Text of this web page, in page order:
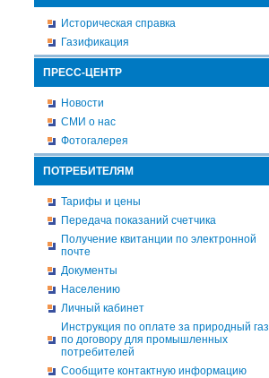
Историческая справка
Газификация
ПРЕСС-ЦЕНТР
Новости
СМИ о нас
Фотогалерея
ПОТРЕБИТЕЛЯМ
Тарифы и цены
Передача показаний счетчика
Получение квитанции по электронной
почте
Документы
Населению
Личный кабинет
Инструкция по оплате за природный газ
по договору для промышленных
потребителей
Сообщите контактную информацию